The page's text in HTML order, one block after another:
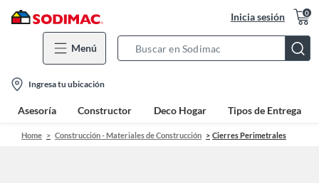
Inicia sesión 0
Menú
Bar
location-
icon
Ingresa tu ubicación
Asesoría Constructor Deco Hogar Tipos de Entrega
Home Construcción - Materiales de Construcción Cierres Perimetrales